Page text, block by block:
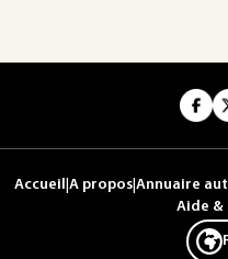
Accueil A propos Annuaire
Aide &